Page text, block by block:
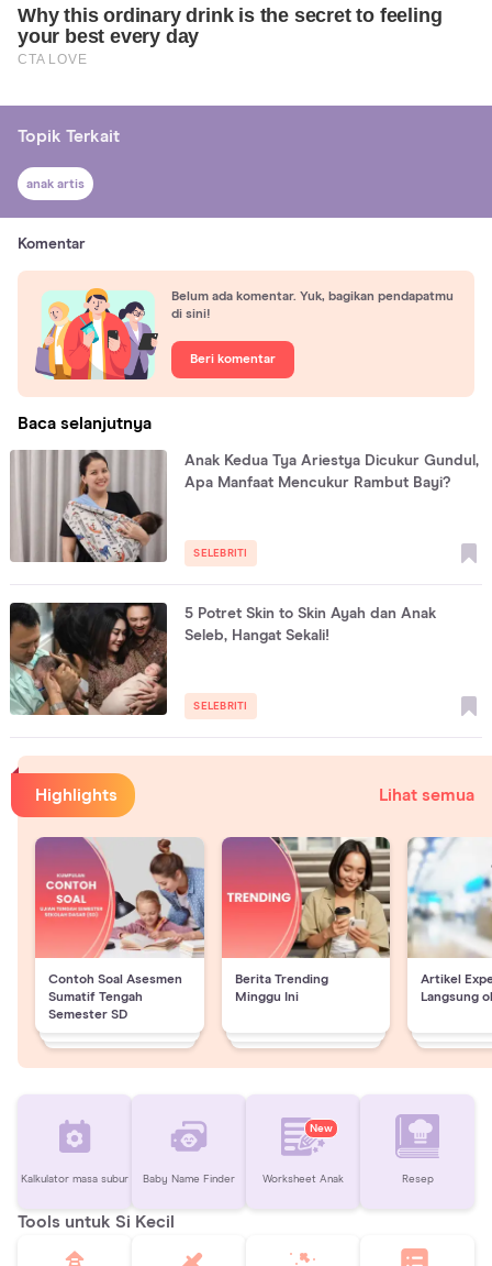
Topik Terkait
anak artis
Komentar
Belum ada komentar. Yuk, bagikan pendapatmu
di sini!
Beri komentar
Baca selanjutnya
Anak Kedua Tya Ariestya Dicukur Gundul,
Apa Manfaat Mencukur Rambut Bayi?
SELEBRITI
5 Potret Skin to Skin Ayah dan Anak
Seleb, Hangat Sekali!
SELEBRITI
Highlights Lihat semua
Contoh Soal Asesmen
Sumatif Tengah
Semester SD
Berita Trending
Minggu Ini
Artikel
Langsung
Kalkulator masa subur Baby Name Finder
New
Worksheet Anak Resep
Tools untuk Si Kecil